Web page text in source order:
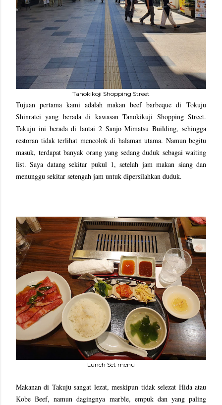
Tanokikoji Shopping Street
Tujuan pertama kami adalah makan beef barbeque di Tokuju
Shinratei yang berada di kawasan Tanokikuji Shopping Street.
Takuju ini berada di lantai 2 Sanjo Mimatsu Building, sehingga
restoran tidak terlihat mencolok di halaman utama. Namun begitu
masuk, terdapat banyak orang yang sedang duduk sebagai waiting
list. Saya datang sekitar pukul 1, setelah jam makan siang dan
menunggu sekitar setengah jam untuk dipersilahkan duduk.
Lunch Set menu
Makanan di Takuju sangat lezat, meskipun tidak selezat Hida atau
Kobe Beef, namun dagingnya marble, empuk dan yang paling